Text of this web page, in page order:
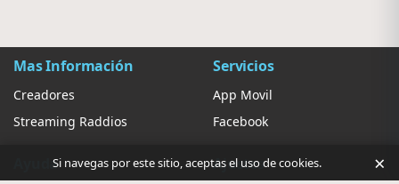
Mas Información
Creadores
Streaming Raddios
Servicios
App Movil
Facebook
Ayuda Ajustes
Si navegas por este sitio, aceptas el uso de cookies. ×